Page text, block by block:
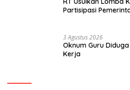
Partisipasi
3 Agustus 2026
Oknum Guru
Kerja